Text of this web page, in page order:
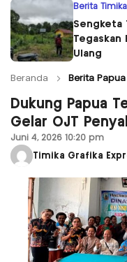
Berita Timika
Sengketa
Tegaskan
Ulang
Beranda Berita Papua
Dukung Papua
Gelar OJT
Juni 4, 2026 10:20 pm
Timika Grafika